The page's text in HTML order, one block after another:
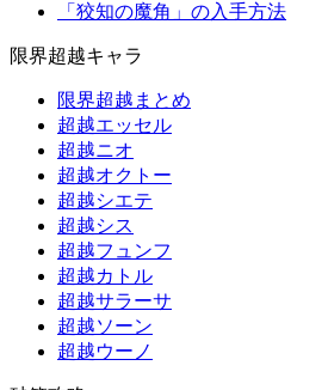
「狡知の魔角」の入手方法
限界超越キャラ
限界超越まとめ
超越エッセル
超越ニオ
超越オクトー
超越シエテ
超越シス
超越フュンフ
超越カトル
超越サラーサ
超越ソーン
超越ウーノ